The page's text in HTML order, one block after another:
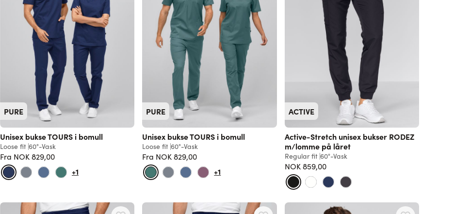
PURE
Unisex bukse TOURS i bomull
Loose fit 60°-Vask
Fra NOK 829,00Vanlig pris
+1
PURE
Unisex bukse TOURS i bomull
Loose fit 60°-Vask
Fra NOK 829,00Vanlig pris
+1
ACTIVE
Active-Stretch unisex bukser RODEZ
m/lomme på låret
Regular fit 60°-Vask
NOK 859,00